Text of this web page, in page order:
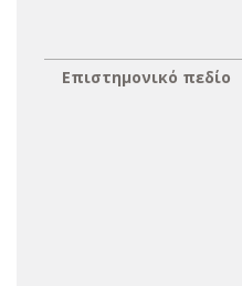
Επιστημονικό πεδίο